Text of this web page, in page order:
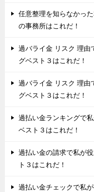
任意整理を知らなかっ
の事務所はこれだ！
過バライ金 リスク 理由
グベスト３はこれだ！
過バライ金 リスク 理由
グベスト３はこれだ！
過払い金ランキングで
ベスト３はこれだ！
過払い金の請求で私が
ト３はこれだ！
過払い金チェックで私